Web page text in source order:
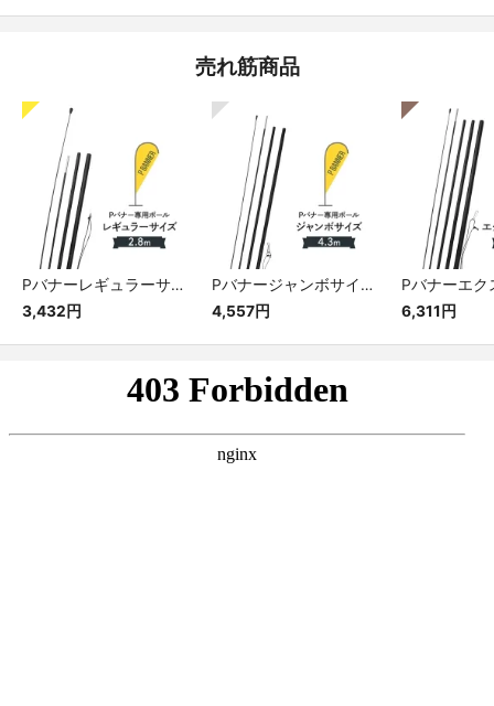
売れ筋商品
Pバナーレギュラーサイズ専用ポール
3,432円
Pバナージャンボサイズ専用ポール
4,557円
6,311円